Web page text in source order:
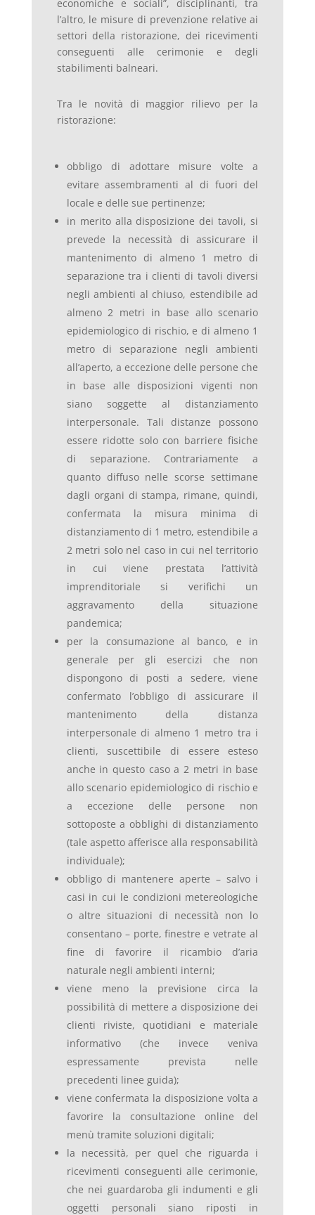
economiche e sociali”, disciplinanti, tra
l’altro, le misure di prevenzione relative ai
settori della ristorazione, dei ricevimenti
conseguenti alle cerimonie e degli
stabilimenti balneari.
Tra le novità di maggior rilievo per la
ristorazione:
obbligo di adottare misure volte a
evitare assembramenti al di fuori del
locale e delle sue pertinenze;
in merito alla disposizione dei tavoli, si
prevede la necessità di assicurare il
mantenimento di almeno 1 metro di
separazione tra i clienti di tavoli diversi
negli ambienti al chiuso, estendibile ad
almeno 2 metri in base allo scenario
epidemiologico di rischio, e di almeno 1
metro di separazione negli ambienti
all’aperto, a eccezione delle persone che
in base alle disposizioni vigenti non
siano soggette al distanziamento
interpersonale. Tali distanze possono
essere ridotte solo con barriere fisiche
di separazione. Contrariamente a
quanto diffuso nelle scorse settimane
dagli organi di stampa, rimane, quindi,
confermata la misura minima di
distanziamento di 1 metro, estendibile a
2 metri solo nel caso in cui nel territorio
in cui viene prestata l’attività
imprenditoriale si verifichi un
aggravamento della situazione
pandemica;
per la consumazione al banco, e in
generale per gli esercizi che non
dispongono di posti a sedere, viene
confermato l’obbligo di assicurare il
mantenimento della distanza
interpersonale di almeno 1 metro tra i
clienti, suscettibile di essere esteso
anche in questo caso a 2 metri in base
allo scenario epidemiologico di rischio e
a eccezione delle persone non
sottoposte a obblighi di distanziamento
(tale aspetto afferisce alla responsabilità
individuale);
obbligo di mantenere aperte – salvo i
casi in cui le condizioni metereologiche
o altre situazioni di necessità non lo
consentano – porte, finestre e vetrate al
fine di favorire il ricambio d’aria
naturale negli ambienti interni;
viene meno la previsione circa la
possibilità di mettere a disposizione dei
clienti riviste, quotidiani e materiale
informativo (che invece veniva
espressamente prevista nelle
precedenti linee guida);
viene confermata la disposizione volta a
favorire la consultazione online del
menù tramite soluzioni digitali;
la necessità, per quel che riguarda i
ricevimenti conseguenti alle cerimonie,
che nei guardaroba gli indumenti e gli
oggetti personali siano riposti in